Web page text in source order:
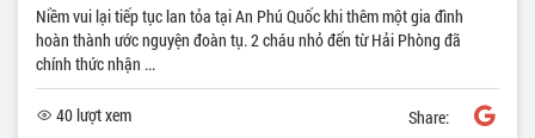
Niềm vui lại tiếp tục lan tỏa tại An Phú Quốc khi thêm một gia đình
hoàn thành ước nguyện đoàn tụ. 2 cháu nhỏ đến từ Hải Phòng đã
chính thức nhận ...
40 lượt xem Share: